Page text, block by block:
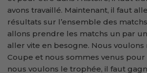
avons travaillé. Maintenant, il faut
résultats sur l’ensemble des
allons prendre les matchs un par
aller vite en besogne. Nous
Coupe et nous sommes venus pour
nous voulons le trophée, il faut